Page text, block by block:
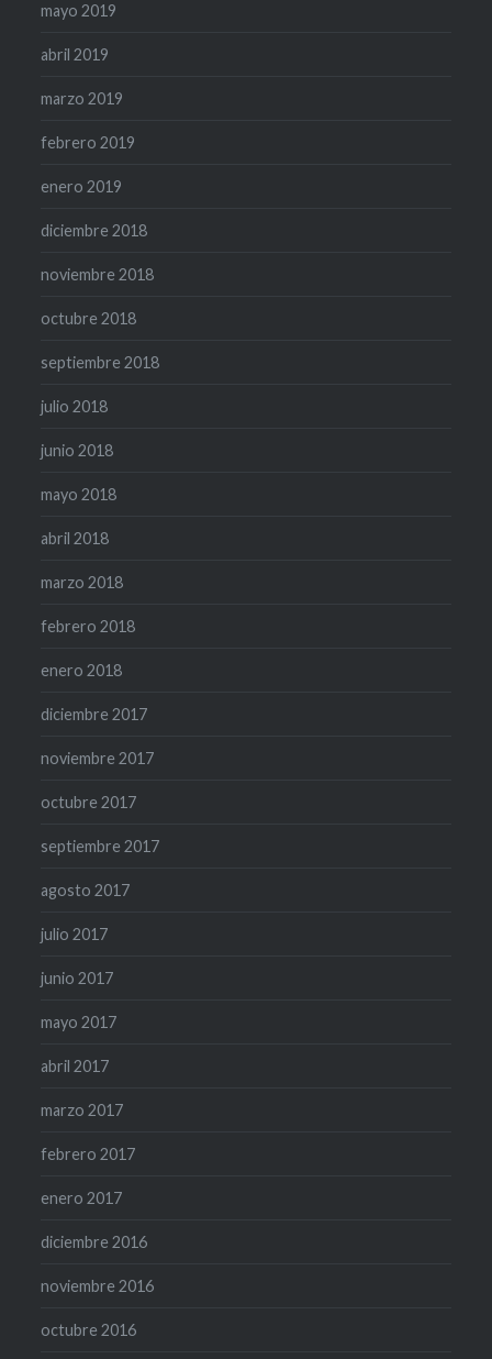
mayo 2019
abril 2019
marzo 2019
febrero 2019
enero 2019
diciembre 2018
noviembre 2018
octubre 2018
septiembre 2018
julio 2018
junio 2018
mayo 2018
abril 2018
marzo 2018
febrero 2018
enero 2018
diciembre 2017
noviembre 2017
octubre 2017
septiembre 2017
agosto 2017
julio 2017
junio 2017
mayo 2017
abril 2017
marzo 2017
febrero 2017
enero 2017
diciembre 2016
noviembre 2016
octubre 2016